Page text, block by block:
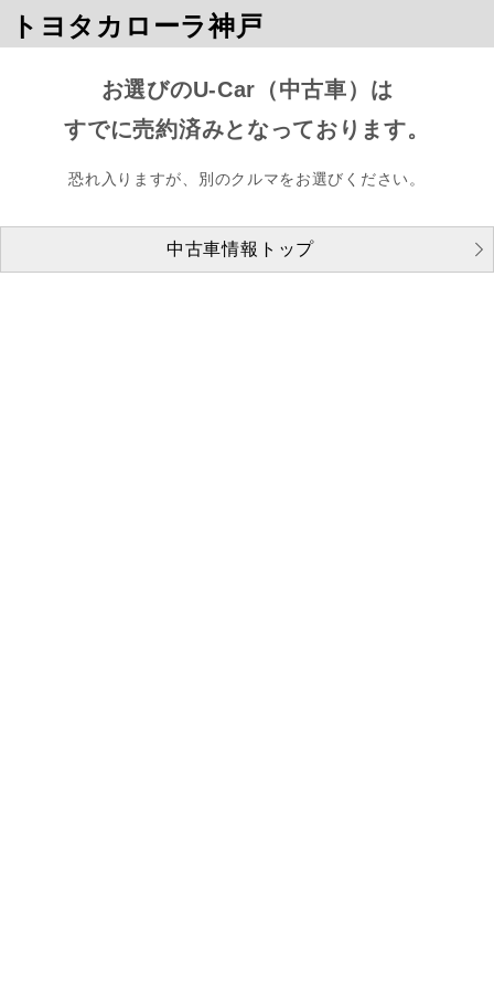
トヨタカローラ神戸
お選びのU-Car（中古車）は
すでに売約済みとなっております。
恐れ入りますが、別のクルマをお選びください。
中古車情報トップ